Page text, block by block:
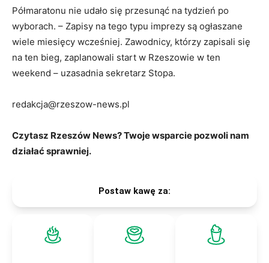
Półmaratonu nie udało się przesunąć na tydzień po
wyborach. – Zapisy na tego typu imprezy są ogłaszane
wiele miesięcy wcześniej. Zawodnicy, którzy zapisali się
na ten bieg, zaplanowali start w Rzeszowie w ten
weekend – uzasadnia sekretarz Stopa.
redakcja@rzeszow-news.pl
Czytasz Rzeszów News? Twoje wsparcie pozwoli nam
działać sprawniej.
Postaw kawę za: